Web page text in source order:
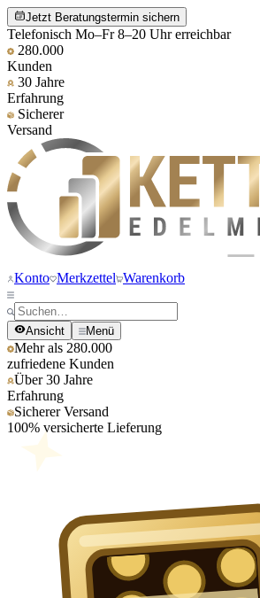
Jetzt Beratungstermin sichern
Telefonisch Mo–Fr 8–20 Uhr erreichbar
280.000
Kunden
30 Jahre
Erfahrung
Sicherer
Versand
Konto Merkzettel Warenkorb
Ansicht Menü
Mehr als 280.000
zufriedene Kunden
Über 30 Jahre
Erfahrung
Sicherer Versand
100% versicherte Lieferung